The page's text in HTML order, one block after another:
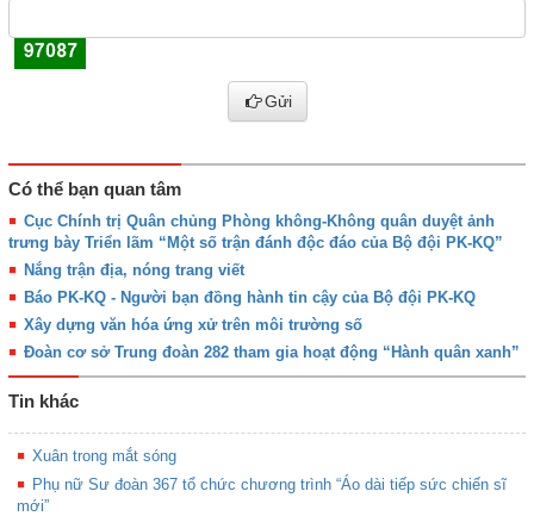
Gửi
Có thể bạn quan tâm
Cục Chính trị Quân chủng Phòng không-Không quân duyệt ảnh
trưng bày Triển lãm “Một số trận đánh độc đáo của Bộ đội PK-KQ”
Nắng trận địa, nóng trang viết
Báo PK-KQ - Người bạn đồng hành tin cậy của Bộ đội PK-KQ
Xây dựng văn hóa ứng xử trên môi trường số
Đoàn cơ sở Trung đoàn 282 tham gia hoạt động “Hành quân xanh”
Tin khác
Xuân trong mắt sóng
Phụ nữ Sư đoàn 367 tổ chức chương trình “Áo dài tiếp sức chiến sĩ
mới”